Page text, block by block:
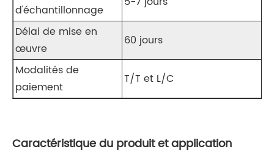
d'échantillonnage
Délai de mise en
œuvre
60 jours
Modalités de
paiement
T/T et L/C
Caractéristique du produit et application